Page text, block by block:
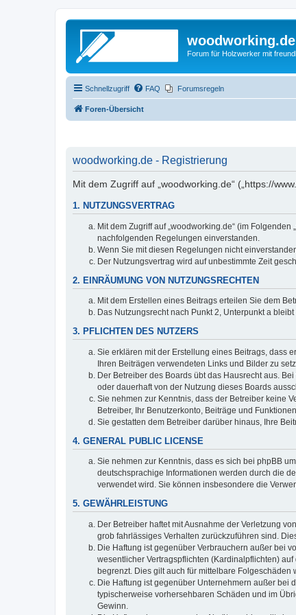
woodworking.de
Forum für Holzwerker mit
Schnellzugriff FAQ Forumsregeln
Foren-Übersicht
woodworking.de - Registrierung
Mit dem Zugriff auf „woodworking.de“ („https://
1. NUTZUNGSVERTRAG
Mit dem Zugriff auf „woodworking.de“ (im
nachfolgenden Regelungen einverstanden.
Wenn Sie mit diesen Regelungen nicht
Der Nutzungsvertrag wird auf unbestimmte Zeit
2. EINRÄUMUNG VON NUTZUNGSRECHTEN
Mit dem Erstellen eines Beitrags erteilen Sie dem
Das Nutzungsrecht nach Punkt 2, Unterpunkt a
3. PFLICHTEN DES NUTZERS
Sie erklären mit der Erstellung eines Beitrags, dass
Ihren Beiträgen verwendeten Links und Bilder zu
Der Betreiber des Boards übt das Hausrecht aus.
oder dauerhaft von der Nutzung dieses Boards
Sie nehmen zur Kenntnis, dass der Betreiber keine
Betreiber, Ihr Benutzerkonto, Beiträge und
Sie gestatten dem Betreiber darüber hinaus, Ihre
4. GENERAL PUBLIC LICENSE
Sie nehmen zur Kenntnis, dass es sich bei phpBB
deutschsprachige Informationen werden durch die
verwendet wird. Sie können insbesondere die
5. GEWÄHRLEISTUNG
Der Betreiber haftet mit Ausnahme der Verletzung
grob fahrlässiges Verhalten zurückzuführen sind.
Die Haftung ist gegenüber Verbrauchern außer bei
wesentlicher Vertragspflichten (Kardinalpflichten)
begrenzt. Dies gilt auch für mittelbare Folgeschäden
Die Haftung ist gegenüber Unternehmern außer bei
typischerweise vorhersehbaren Schäden und im
Gewinn.